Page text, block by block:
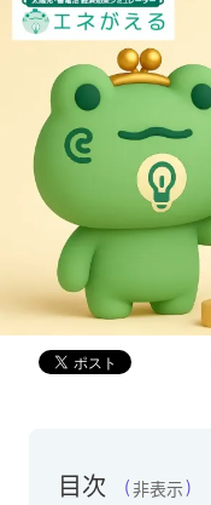
目次 非表示